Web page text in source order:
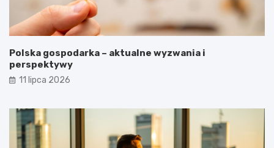
Polska gospodarka – aktualne wyzwania i
perspektywy
11 lipca 2026